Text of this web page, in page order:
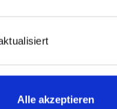
Alle akzeptieren